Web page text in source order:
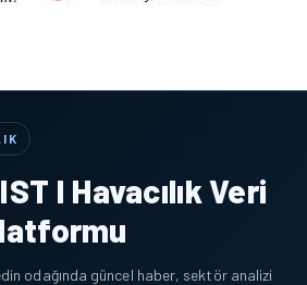
I Havacılık Veri
odağında güncel haber, sektör analizi